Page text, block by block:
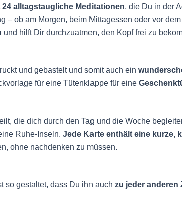
24 alltagstaugliche Meditationen, die Du in der
– ob am Morgen, beim Mittagessen oder vor
und hilft Dir durchzuatmen, den Kopf frei zu
und gebastelt und somit auch ein
für eine Tütenklappe für eine
die dich durch den Tag und die Woche
Ruhe-Inseln. Jede Karte enthält eine kurze,
ohne nachdenken zu müssen.
so gestaltet, dass Du ihn auch zu jeder anderen